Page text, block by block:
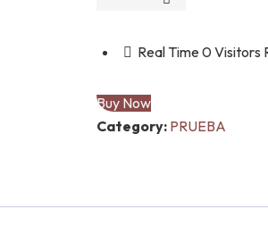
Real Time0 Visitors
Buy Now
Category: PRUEBA